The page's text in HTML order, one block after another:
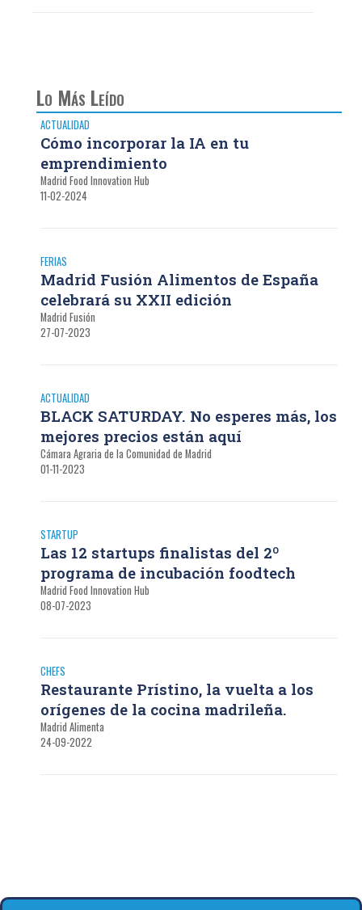
Lo Más Leído
ACTUALIDAD
Cómo incorporar la IA en tu
emprendimiento
Madrid Food Innovation Hub
11-02-2024
FERIAS
Madrid Fusión Alimentos de España
celebrará su XXII edición
Madrid Fusión
27-07-2023
ACTUALIDAD
BLACK SATURDAY. No esperes más, los
mejores precios están aquí
Cámara Agraria de la Comunidad de Madrid
01-11-2023
STARTUP
Las 12 startups finalistas del 2º
programa de incubación foodtech
Madrid Food Innovation Hub
08-07-2023
CHEFS
Restaurante Prístino, la vuelta a los
orígenes de la cocina madrileña.
Madrid Alimenta
24-09-2022